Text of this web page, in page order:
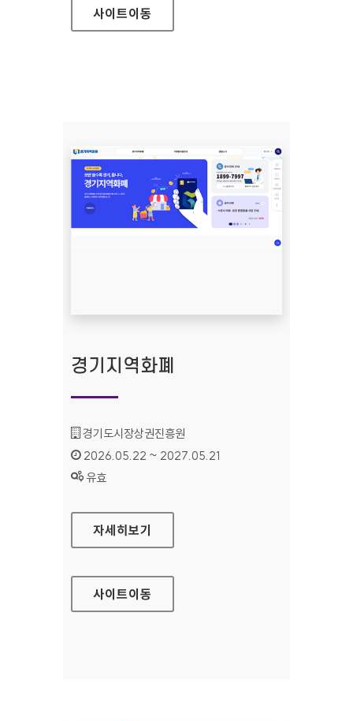
사이트이동
경기지역화폐
기관명 :
경기도시장상권진흥원
인증기간 :
2026.05.22 ~ 2027.05.21
상태 :
유효
경기지역화폐
자세히보기
사이트이동